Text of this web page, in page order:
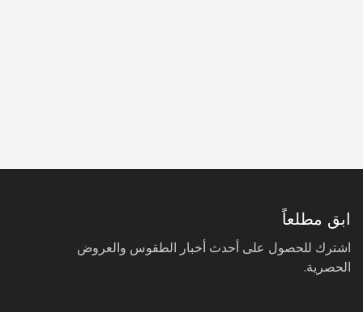
ابق مطلعاً
اشترك للحصول على أحدث أخبار الطقوس والعروض
الحصرية.